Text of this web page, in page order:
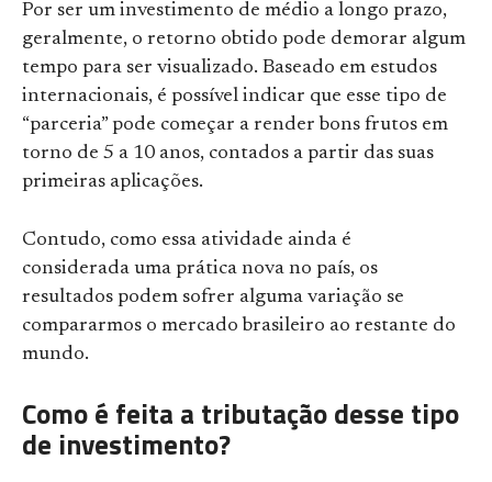
Por ser um investimento de médio a longo prazo,
geralmente, o retorno obtido pode demorar algum
tempo para ser visualizado. Baseado em estudos
internacionais, é possível indicar que esse tipo de
“parceria” pode começar a render bons frutos em
torno de 5 a 10 anos, contados a partir das suas
primeiras aplicações.
Contudo, como essa atividade ainda é
considerada uma prática nova no país, os
resultados podem sofrer alguma variação se
compararmos o mercado brasileiro ao restante do
mundo.
Como é feita a tributação desse tipo
de investimento?